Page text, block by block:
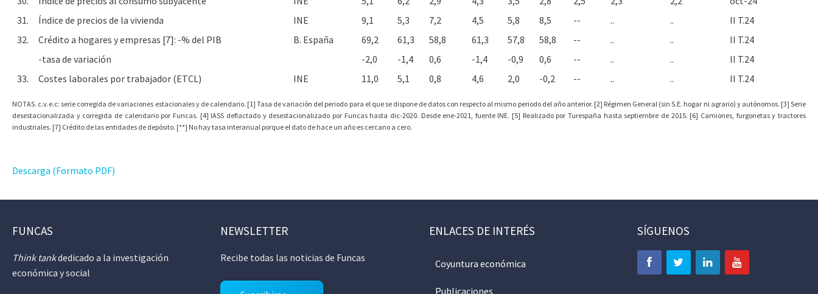
31.
Índice de precios de la vivienda INE 9,1 5,3 7,2 4,5 5,8 8,5 -- .. ..
II T.24
32.
Crédito a hogares y empresas [7]: -% del PIB B. España 69,2 61,3 58,8 61,3 57,8 58,8 -- .. ..
II T.24
-tasa de variación
-2,0 -1,4 0,6 -1,4 -0,9 0,6 -- .. ..
II T.24
33.
Costes laborales por trabajador (ETCL) INE 11,0 5,1 0,8 4,6 2,0 -0,2 -- .. .. II T.24
NOTAS. c.v.e.c: serie corregida de variaciones estacionales y de calendario. [1] Tasa de variación del periodo para el que se dispone de datos con respecto al mismo periodo del año anterior. [2] Régimen General (sin S.E. hogar ni agrario) y autónomos. [3] Serie
desestacionalizada y corregida de calendario por Funcas. [4] IASS deflactado y desestacionalizado por Funcas hasta dic-2020. Desde ene-2021, fuente INE. [5] Realizado por Turespaña hasta septiembre de 2015. [6] Camiones, furgonetas y tractores
industriales. [7] Crédito de las entidades de depósito. [**] No hay tasa interanual porque el dato de hace un año es cercano a cero.
Descarga (Formato PDF)
FUNCAS
Think tankdedicado a la investigación
económica y social
NEWSLETTER
Recibe todas las noticias de Funcas
ENLACES DE INTERÉS
Coyuntura económica
Publicaciones
SÍGUENOS